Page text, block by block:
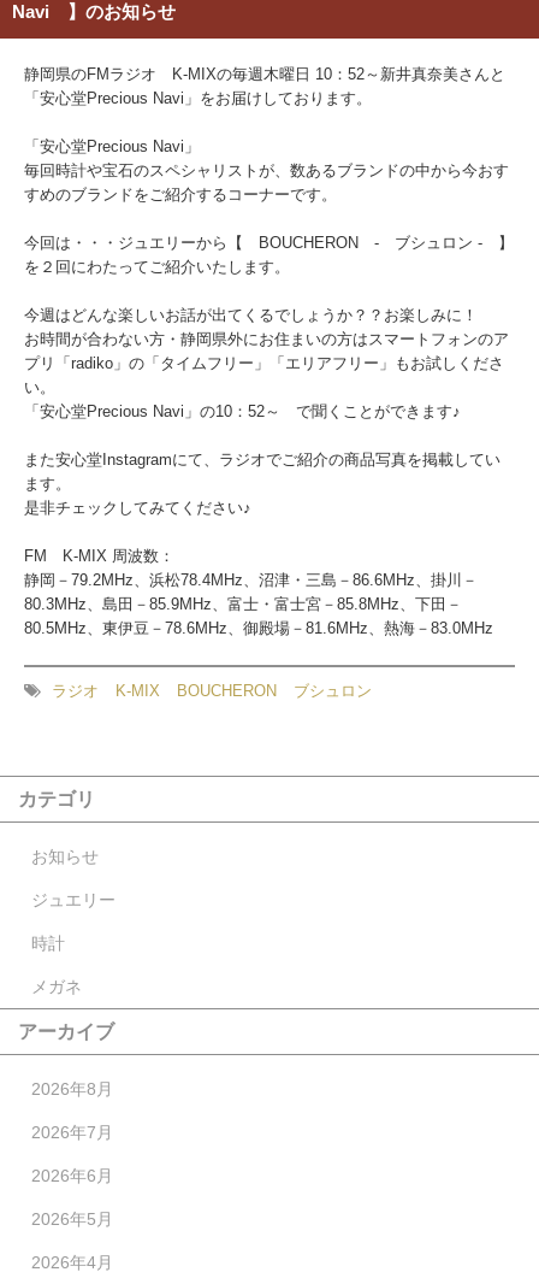
Navi 】のお知らせ
静岡県のFMラジオ K-MIXの毎週木曜日 10：52～ 新井真奈美さんと
「安心堂Precious Navi」をお届けしております。
「安心堂Precious Navi」
毎回時計や宝石のスペシャリストが、数あるブランドの中から今おす
すめのブランドをご紹介するコーナーです。
今回は・・・ジュエリーから【 BOUCHERON - ブシュロン - 】
を２回にわたってご紹介いたします。
今週はどんな楽しいお話が出てくるでしょうか？？お楽しみに！
お時間が合わない方・静岡県外にお住まいの方はスマートフォンのア
プリ「radiko」の「タイムフリー」「エリアフリー」もお試しくださ
い。
「安心堂Precious Navi」の10：52～ で聞くことができます♪
また安心堂Instagramにて、ラジオでご紹介の商品写真を掲載してい
ます。
是非チェックしてみてください♪
FM K-MIX 周波数：
静岡－79.2MHz、浜松78.4MHz、沼津・三島－86.6MHz、掛川－
80.3MHz、島田－85.9MHz、富士・富士宮－85.8MHz、下田－
80.5MHz、東伊豆－78.6MHz、御殿場－81.6MHz、熱海－83.0MHz
ラジオ K-MIX BOUCHERON ブシュロン
カテゴリ
お知らせ
ジュエリー
時計
メガネ
アーカイブ
2026年8月
2026年7月
2026年6月
2026年5月
2026年4月